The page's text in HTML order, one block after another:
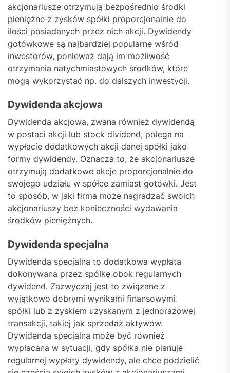
akcjonariusze otrzymują bezpośrednio środki
pieniężne z zysków spółki proporcjonalnie do
ilości posiadanych przez nich akcji. Dywidendy
gotówkowe są najbardziej popularne wśród
inwestorów, ponieważ dają im możliwość
otrzymania natychmiastowych środków, które
mogą wykorzystać np. do dalszych inwestycji.
Dywidenda akcjowa
Dywidenda akcjowa, zwana również dywidendą
w postaci akcji lub stock dividend, polega na
wypłacie dodatkowych akcji danej spółki jako
formy dywidendy. Oznacza to, że akcjonariusze
otrzymują dodatkowe akcje proporcjonalnie do
swojego udziału w spółce zamiast gotówki. Jest
to sposób, w jaki firma może nagradzać swoich
akcjonariuszy bez konieczności wydawania
środków pieniężnych.
Dywidenda specjalna
Dywidenda specjalna to dodatkowa wypłata
dokonywana przez spółkę obok regularnych
dywidend. Zazwyczaj jest to związane z
wyjątkowo dobrymi wynikami finansowymi
spółki lub z zyskiem uzyskanym z jednorazowej
transakcji, takiej jak sprzedaż aktywów.
Dywidenda specjalna może być również
wypłacana w sytuacji, gdy spółka nie planuje
regularnej wypłaty dywidendy, ale chce podzielić